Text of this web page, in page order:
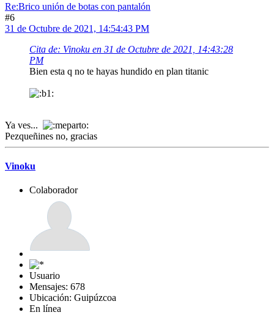
Re:Brico unión de botas con pantalón
#6
31 de Octubre de 2021, 14:54:43 PM
Cita de: Vinoku en 31 de Octubre de 2021, 14:43:28
PM
Bien esta q no te hayas hundido en plan titanic
Ya ves...
Pezqueñines no, gracias
Vinoku
Colaborador
Usuario
Mensajes: 678
Ubicación: Guipúzcoa
En línea